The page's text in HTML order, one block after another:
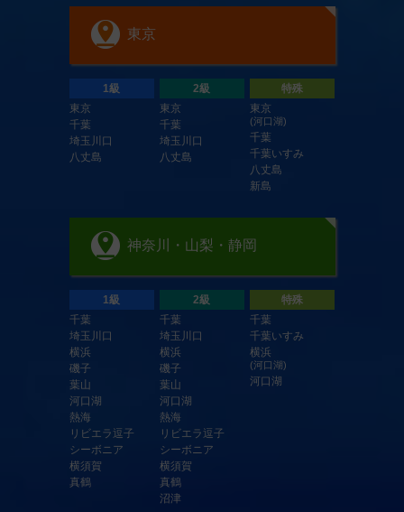
東京
1級
東京
千葉
埼玉川口
八丈島
2級
東京
千葉
埼玉川口
八丈島
特殊
東京
(河口湖)
千葉
千葉いすみ
八丈島
新島
神奈川・山梨・静岡
1級
千葉
埼玉川口
横浜
磯子
葉山
河口湖
熱海
リビエラ逗子
シーボニア
横須賀
真鶴
2級
千葉
埼玉川口
横浜
磯子
葉山
河口湖
熱海
リビエラ逗子
シーボニア
横須賀
真鶴
沼津
特殊
千葉
千葉いすみ
横浜
(河口湖)
河口湖